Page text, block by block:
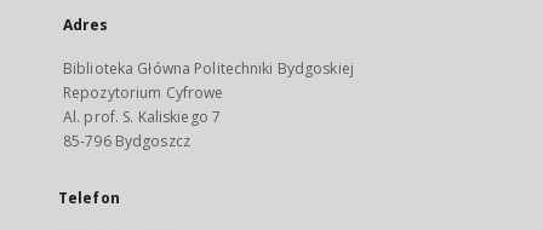
Adres
Biblioteka Główna Politechniki Bydgoskiej
Repozytorium Cyfrowe
Al. prof. S. Kaliskiego 7
85-796 Bydgoszcz
Telefon